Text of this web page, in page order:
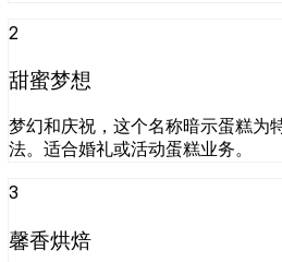
2
甜蜜梦想
梦幻和庆祝，这个名称暗示蛋糕为
法。适合婚礼或活动蛋糕业务。
3
馨香烘焙